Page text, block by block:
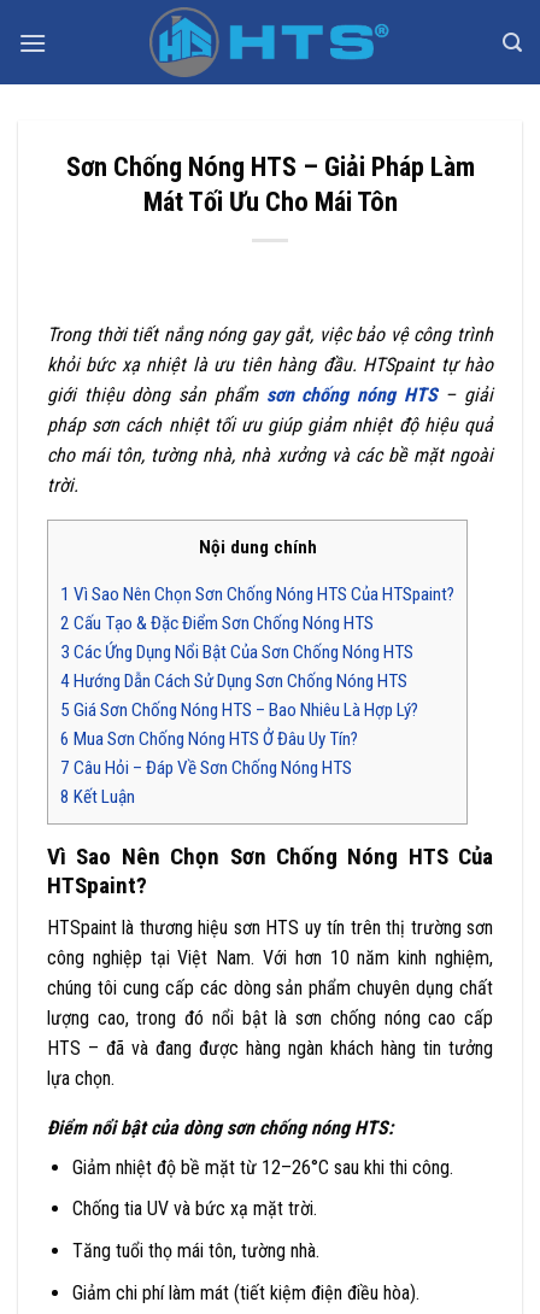
qua
Sơn Chống Nóng HTS – Giải Pháp Làm
Mát Tối Ưu Cho Mái Tôn
Trong thời tiết nắng nóng gay gắt, việc bảo vệ công trình
khỏi bức xạ nhiệt là ưu tiên hàng đầu. HTSpaint tự hào
giới thiệu dòng sản phẩm sơn chống nóng HTS– giải
pháp sơn cách nhiệt tối ưu giúp giảm nhiệt độ hiệu quả
cho mái tôn, tường nhà, nhà xưởng và các bề mặt ngoài
trời.
Nội dung chính
1 Vì Sao Nên Chọn Sơn Chống Nóng HTS Của HTSpaint?
2 Cấu Tạo & Đặc Điểm Sơn Chống Nóng HTS
3 Các Ứng Dụng Nổi Bật Của Sơn Chống Nóng HTS
4Hướng Dẫn Cách Sử Dụng Sơn Chống Nóng HTS
5 Giá Sơn Chống Nóng HTS – Bao Nhiêu Là Hợp Lý?
6 Mua Sơn Chống Nóng HTS Ở Đâu Uy Tín?
7 Câu Hỏi – Đáp Về Sơn Chống Nóng HTS
8 Kết Luận
Vì Sao Nên Chọn Sơn Chống Nóng HTS Của
HTSpaint?
HTSpaint là thương hiệu sơn HTS uy tín trên thị trường sơn
công nghiệp tại Việt Nam. Với hơn 10 năm kinh nghiệm,
chúng tôi cung cấp các dòng sản phẩm chuyên dụng chất
lượng cao, trong đó nổi bật là sơn chống nóng cao cấp
HTS – đã và đang được hàng ngàn khách hàng tin tưởng
lựa chọn.
Điểm nổi bật của dòng sơn chống nóng HTS:
Giảm nhiệt độ bề mặt từ 12–26°C sau khi thi công.
Chống tia UV và bức xạ mặt trời.
Tăng tuổi thọ mái tôn, tường nhà.
Giảm chi phí làm mát (tiết kiệm điện điều hòa).